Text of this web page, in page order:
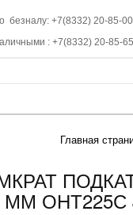
безналу: +7(8332) 20-85-
: +7(8332) 20-85-
Главная
ММ ОНТ225С